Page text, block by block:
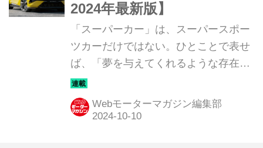
2024年最新版】
「スーパーカー」は、スーパースポー
ツカーだけではない。ひとことで表せ
ば、「夢を与えてくれるような存在」
だ。ここでは、国内外のそんな魅力あ
るモデルたちを簡単に紹介していこ
う。今回は、ロータス エメヤ
Webモーターマガジン編集部